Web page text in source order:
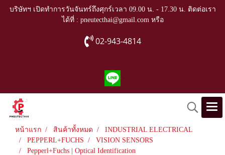
บริษัทฯ เปิดทำการวันจันทร์ถึงศุกร์เวลา 09.00 น. - 17.30 น. ติดต่อเรา
ได้ที่ : pneutecthai@gmail.com หรือ
02-943-4814
หน้าแรก สินค้าทั้งหมด
INDUSTRIAL ELECTRICAL
PEPPERL+FUCHS
VISION SENSORS
Pepperl+Fuchs | Optical Identification